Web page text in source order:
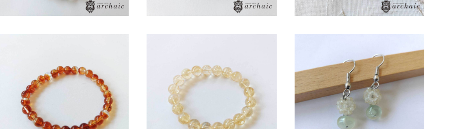
ウルグアイ産天然シトリンのブレスレ
ット（6mm）
天然シトリンのブレスレット（10m
SOLD OUT
シトリンとプレナイトのフックピアス
¥3,900